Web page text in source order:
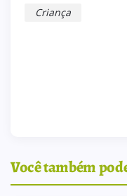
Criança
Você também